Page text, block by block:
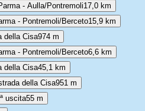
- Aulla/Pontremoli17,0 km
- Pontremoli/Berceto15,9 km
della Cisa974 m
- Pontremoli/Berceto6,6 km
della Cisa45,1 km
della Cisa951 m
uscita55 m